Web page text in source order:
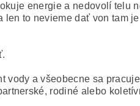
energie a nedovolí telu
to nevieme dať von tam
vody a všeobecne sa pracuje
rodiné alebo